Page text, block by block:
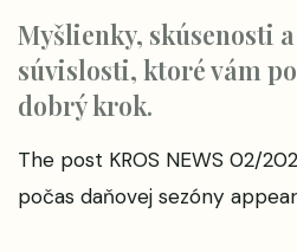
Myšlienky, skúsenosti
súvislosti, ktoré vám
dobrý krok.
The post KROS NEWS 02/
počas daňovej sezóny